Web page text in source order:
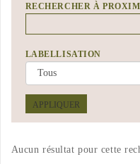
RECHERCHER À
LABELLISATION
APPLIQUER
Aucun résultat pour cette